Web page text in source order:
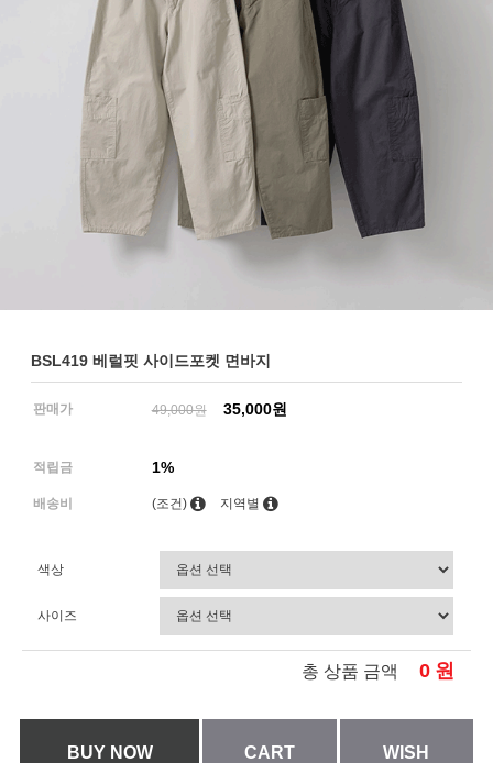
BSL419 베럴핏 사이드포켓 면바지
판매가 49,000원 35,000원
적립금 1%
배송비 (조건) 지역별
색상
사이즈
총 상품 금액 0 원
BUY NOW CART WISH